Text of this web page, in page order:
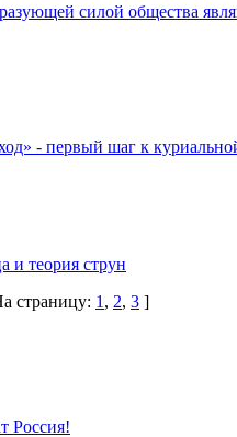
силой общества
- первый шаг к
и теория струн
страницу: 1 , 2, 3 ]
Россия!